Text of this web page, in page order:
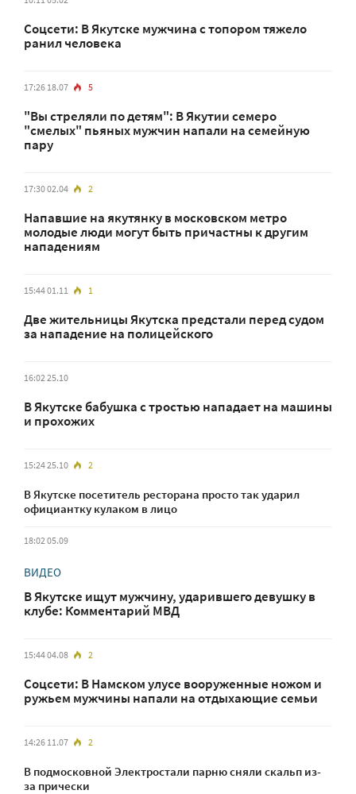
Соцсети: В Якутске мужчина с топором тяжело
ранил человека
17:26 18.07 5
"Вы стреляли по детям": В Якутии семеро
"смелых" пьяных мужчин напали на семейную
пару
17:30 02.04 2
Напавшие на якутянку в московском метро
молодые люди могут быть причастны к другим
нападениям
15:44 01.11 1
Две жительницы Якутска предстали перед судом
за нападение на полицейского
16:02 25.10
В Якутске бабушка с тростью нападает на машины
и прохожих
15:24 25.10 2
В Якутске посетитель ресторана просто так ударил
официантку кулаком в лицо
18:02 05.09
ВИДЕО
В Якутске ищут мужчину, ударившего девушку в
клубе: Комментарий МВД
15:44 04.08 2
Соцсети: В Намском улусе вооруженные ножом и
ружьем мужчины напали на отдыхающие семьи
14:26 11.07 2
В подмосковной Электростали парню сняли скальп из-
за прически